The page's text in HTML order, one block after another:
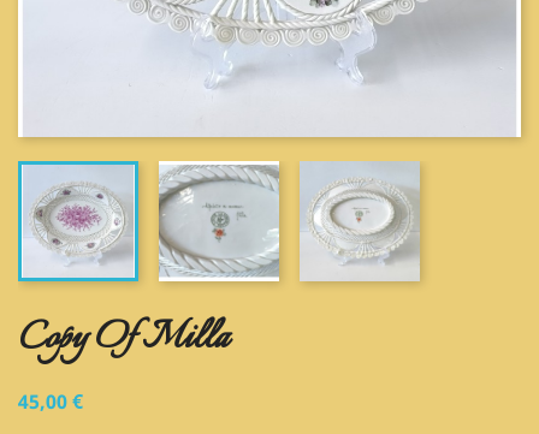
Copy Of Milla
45,00 €